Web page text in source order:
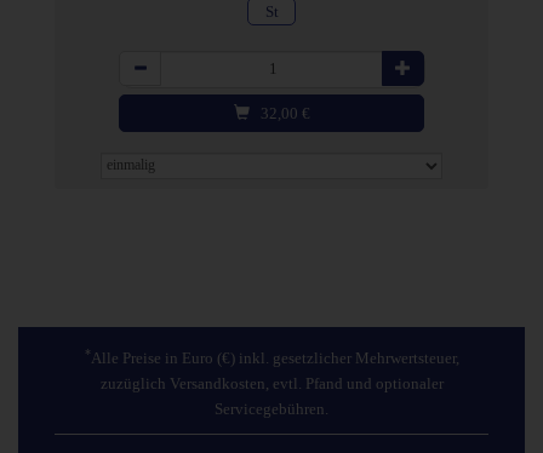
St
Anzahl
32,00 €
* Alle Preise in Euro (€) inkl. gesetzlicher Mehrwertsteuer,
zuzüglich Versandkosten, evtl. Pfand und optionaler
Servicegebühren.